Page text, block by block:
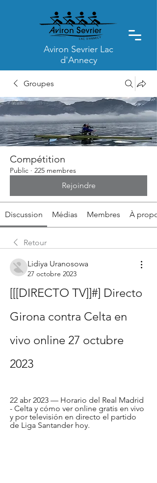
Aviron Sevrier Lac
d'Annecy
Groupes
Compétition
Public · 225 membres
Rejoindre
Discussion Médias Membres À
Retour
Lidiya Uranosowa
27 octobre 2023
[[[DIRECTO TV]]#] Directo
Girona contra Celta en
vivo online 27 octubre
2023
22 abr 2023 — Horario del Real Madrid
- Celta y cómo ver online gratis en vivo
y por televisión en directo el partido
de Liga Santander hoy.